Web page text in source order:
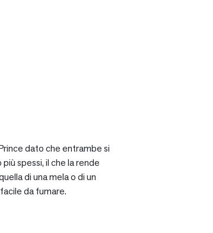
dato che entrambe si
spessi, il che la rende
di una mela o di un
da fumare.